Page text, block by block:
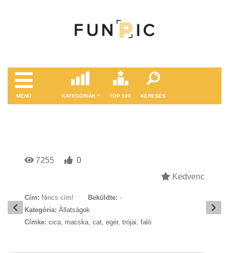
MENÜ KATEGÓRIÁK TOP 100 KERESÉS
7255
0
Kedvenc
Cím: Nincs cím! Beküldte: -
Kategória: Állatságok
Címke: cica, macska, cat, egér, trójai, faló